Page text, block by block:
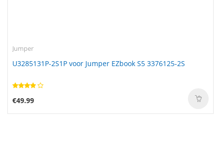
Jumper
U3285131P-2S1P voor Jumper EZbook S5 3376125-2S
€49.99